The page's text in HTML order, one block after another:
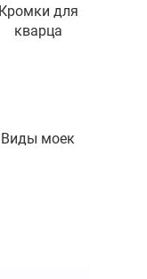
Кромки для
кварца
Виды моек